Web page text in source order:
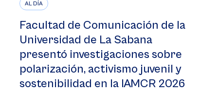
AL DÍA
Facultad de Comunicación de la
Universidad de La Sabana
presentó investigaciones sobre
polarización, activismo juvenil y
sostenibilidad en la IAMCR 2026